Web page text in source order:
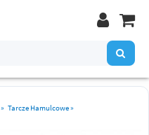
» Tarcze Hamulcowe»